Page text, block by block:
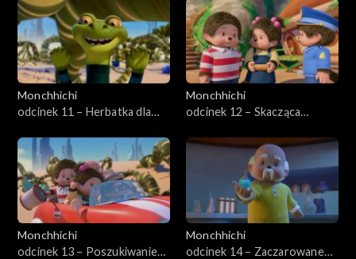
Monchhichi
odcinek 11 – Herbatka dla
Monchhichi
odcinek 12 – Skacząca
Monchhichi
odcinek 13 – Poszukiwanie
Monchhichi
odcinek 14 – Zaczarowane